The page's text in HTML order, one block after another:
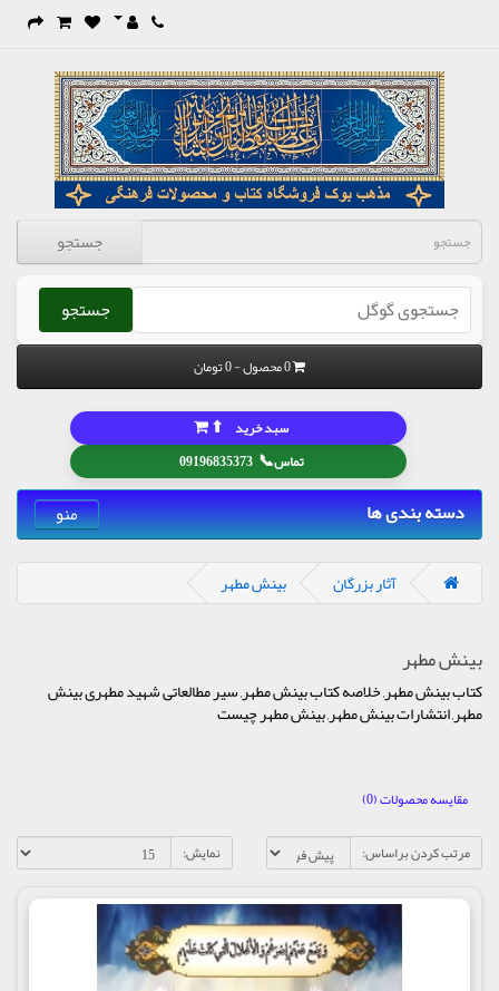
جستجو
جستجو
0 محصول - 0 تومان
تماس📞
09196835373
سبد خرید ⬆
دسته بندی ها منو
آثار بزرگان بینش مطهر
بینش مطهر
کتاب بینش مطهر, خلاصه کتاب بینش مطهر, سیر مطالعاتی شهید مطهری بینش
مطهر, انتشارات بینش مطهر, بینش مطهر چیست
مقایسه محصولات (0)
مرتب کردن براساس:
نمایش: